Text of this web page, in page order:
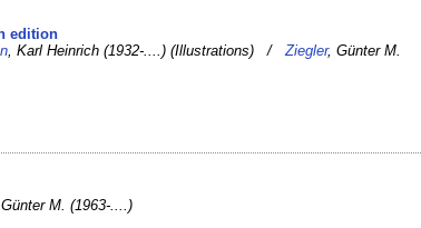
edition
, Karl Heinrich (1932-....) (Illustrations) /Ziegler, Günter M.
M. (1963-....)